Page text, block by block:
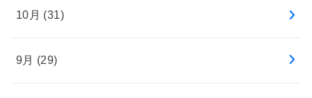
10月 (31)
9月 (29)